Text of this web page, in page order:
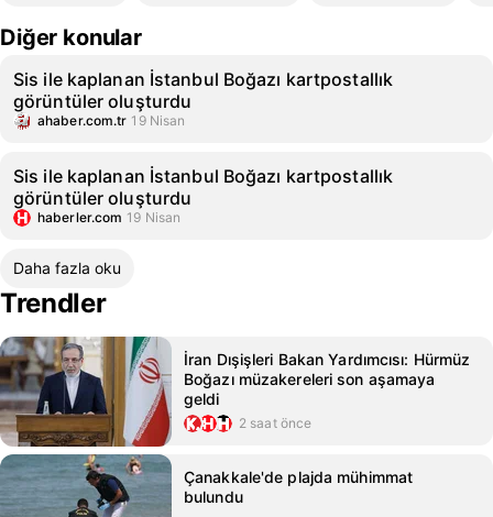
Diğer konular
Sis ile kaplanan İstanbul Boğazı kartpostallık
görüntüler oluşturdu
ahaber.com.tr 19 Nisan
Sis ile kaplanan İstanbul Boğazı kartpostallık
görüntüler oluşturdu
haberler.com 19 Nisan
Daha fazla oku
Trendler
İran Dışişleri Bakan Yardımcısı: Hürmüz
Boğazı müzakereleri son aşamaya
geldi
2 saat önce
Çanakkale'de plajda mühimmat
bulundu